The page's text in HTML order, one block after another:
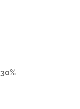
30%